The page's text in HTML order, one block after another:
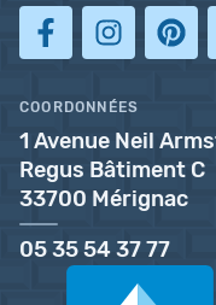
COORDONNÉES
1 Avenue Neil
Regus Bâtiment C
33700 Mérignac
05 35 54 37 77